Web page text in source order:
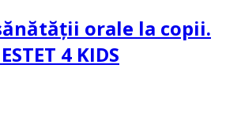
orale la copii.
4 KIDS